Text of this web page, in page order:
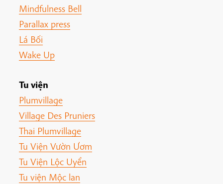
Mindfulness Bell
Parallax press
Lá Bối
Wake Up
Tu viện
Plumvillage
Village Des Pruniers
Thai Plumvillage
Tu Viện Vườn Ươm
Tu Viện Lộc Uyển
Tu viện Mộc lan